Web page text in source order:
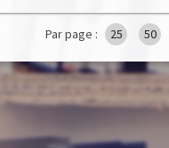
Par page : 25 50